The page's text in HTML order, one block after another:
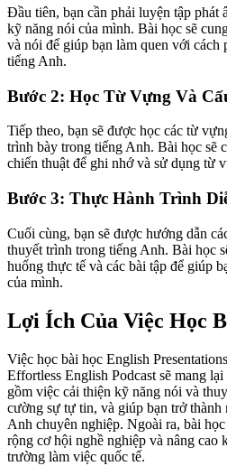
Đầu tiên, bạn cần phải luyện tập phát
kỹ năng nói của mình. Bài học sẽ
và nói để giúp bạn làm quen với cách
tiếng Anh.
Bước 2: Học Từ Vựng Và
Tiếp theo, bạn sẽ được học các từ
trình bày trong tiếng Anh. Bài học sẽ
chiến thuật để ghi nhớ và sử dụng từ
Bước 3: Thực Hành Trình
Cuối cùng, bạn sẽ được hướng dẫn
thuyết trình trong tiếng Anh. Bài học
huống thực tế và các bài tập để giúp
của mình.
Lợi Ích Của Việc Học
Việc học bài học English
Effortless English Podcast sẽ mang
gồm việc cải thiện kỹ năng nói và
cường sự tự tin, và giúp bạn trở
Anh chuyên nghiệp. Ngoài ra, bài
rộng cơ hội nghề nghiệp và nâng cao
trường làm việc quốc tế.